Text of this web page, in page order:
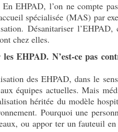
EHPAD, l’on ne compte
spécialisée (MAS) par
Désanitariser l’EHPAD,
chez elles.
EHPAD. N’est-ce pas
des EHPAD, dans le
équipes actuelles. Mais
héritée du modèle
Pourquoi une
ou appor ter un fauteuil